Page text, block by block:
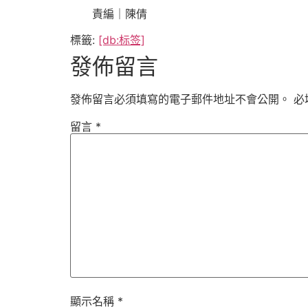
責編｜陳倩
標籤: [db:标签]
發佈留言
發佈留言必須填寫的電子郵件地址不會公開。 必
留言 *
顯示名稱 *